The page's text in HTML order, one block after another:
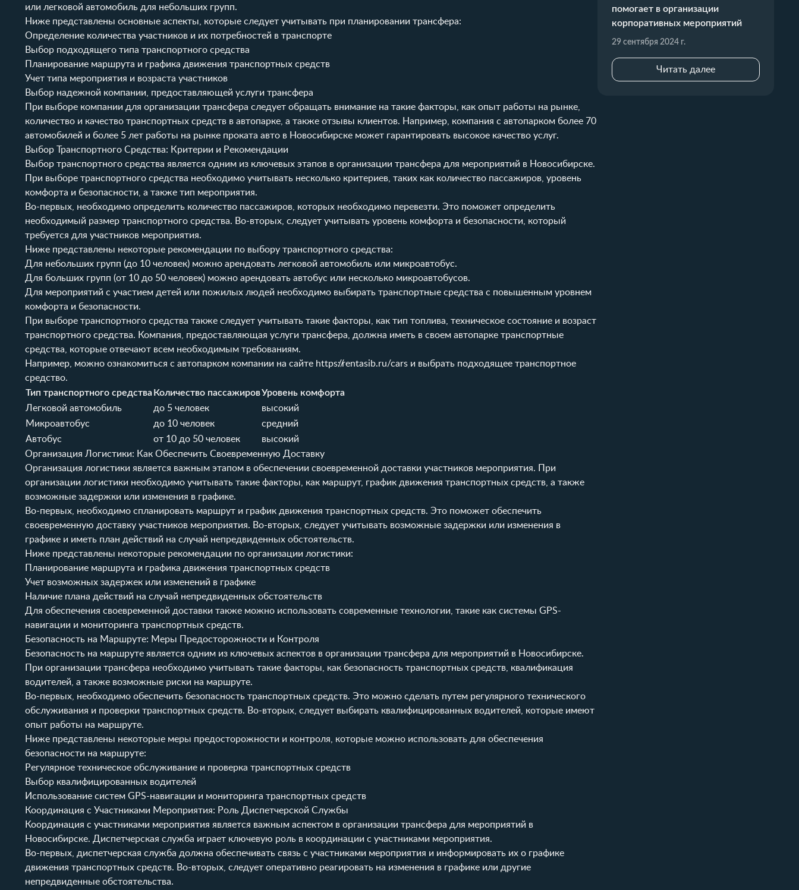
или легковой автомобиль для небольших групп.
Ниже представлены основные аспекты, которые следует учитывать при планировании трансфера:
Определение количества участников и их потребностей в транспорте
Выбор подходящего типа транспортного средства
Планирование маршрута и графика движения транспортных средств
Учет типа мероприятия и возраста участников
Выбор надежной компании, предоставляющей услуги трансфера
При выборе компании для организации трансфера следует обращать внимание на такие факторы, как опыт работы на рынке,
количество и качество транспортных средств в автопарке, а также отзывы клиентов. Например, компания с автопарком более 70
автомобилей и более 5 лет работы на рынке проката авто в Новосибирске может гарантировать высокое качество услуг.
Выбор Транспортного Средства: Критерии и Рекомендации
Выбор транспортного средства является одним из ключевых этапов в организации трансфера для мероприятий в Новосибирске.
При выборе транспортного средства необходимо учитывать несколько критериев, таких как количество пассажиров, уровень
комфорта и безопасности, а также тип мероприятия.
Во-первых, необходимо определить количество пассажиров, которых необходимо перевезти. Это поможет определить
необходимый размер транспортного средства. Во-вторых, следует учитывать уровень комфорта и безопасности, который
требуется для участников мероприятия.
Ниже представлены некоторые рекомендации по выбору транспортного средства:
Для небольших групп (до 10 человек) можно арендовать легковой автомобиль или микроавтобус.
Для больших групп (от 10 до 50 человек) можно арендовать автобус или несколько микроавтобусов.
Для мероприятий с участием детей или пожилых людей необходимо выбирать транспортные средства с повышенным уровнем
комфорта и безопасности.
При выборе транспортного средства также следует учитывать такие факторы, как тип топлива, техническое состояние и возраст
транспортного средства. Компания, предоставляющая услуги трансфера, должна иметь в своем автопарке транспортные
средства, которые отвечают всем необходимым требованиям.
Например, можно ознакомиться с автопарком компании на сайте https://rentasib.ru/cars и выбрать подходящее транспортное
средство.
Тип транспортного средства Количество пассажировУровень комфорта
Легковой автомобиль
до 5 человек
высокий
Микроавтобус
до 10 человек
средний
Автобус
от 10 до 50 человек
высокий
Организация Логистики: Как Обеспечить Своевременную Доставку
Организация логистики является важным этапом в обеспечении своевременной доставки участников мероприятия. При
организации логистики необходимо учитывать такие факторы, как маршрут, график движения транспортных средств, а также
возможные задержки или изменения в графике.
Во-первых, необходимо спланировать маршрут и график движения транспортных средств. Это поможет обеспечить
своевременную доставку участников мероприятия. Во-вторых, следует учитывать возможные задержки или изменения в
графике и иметь план действий на случай непредвиденных обстоятельств.
Ниже представлены некоторые рекомендации по организации логистики:
Планирование маршрута и графика движения транспортных средств
Учет возможных задержек или изменений в графике
Наличие плана действий на случай непредвиденных обстоятельств
Для обеспечения своевременной доставки также можно использовать современные технологии, такие как системы GPS-
навигации и мониторинга транспортных средств.
Безопасность на Маршруте: Меры Предосторожности и Контроля
Безопасность на маршруте является одним из ключевых аспектов в организации трансфера для мероприятий в Новосибирске.
При организации трансфера необходимо учитывать такие факторы, как безопасность транспортных средств, квалификация
водителей, а также возможные риски на маршруте.
Во-первых, необходимо обеспечить безопасность транспортных средств. Это можно сделать путем регулярного технического
обслуживания и проверки транспортных средств. Во-вторых, следует выбирать квалифицированных водителей, которые имеют
опыт работы на маршруте.
Ниже представлены некоторые меры предосторожности и контроля, которые можно использовать для обеспечения
безопасности на маршруте:
Регулярное техническое обслуживание и проверка транспортных средств
Выбор квалифицированных водителей
Использование систем GPS-навигации и мониторинга транспортных средств
Координация с Участниками Мероприятия: Роль Диспетчерской Службы
Координация с участниками мероприятия является важным аспектом в организации трансфера для мероприятий в
Новосибирске. Диспетчерская служба играет ключевую роль в координации с участниками мероприятия.
Во-первых, диспетчерская служба должна обеспечивать связь с участниками мероприятия и информировать их о графике
движения транспортных средств. Во-вторых, следует оперативно реагировать на изменения в графике или другие
непредвиденные обстоятельства.
помогает в организации
корпоративных мероприятий
29 сентября 2024 г.
Читать далее